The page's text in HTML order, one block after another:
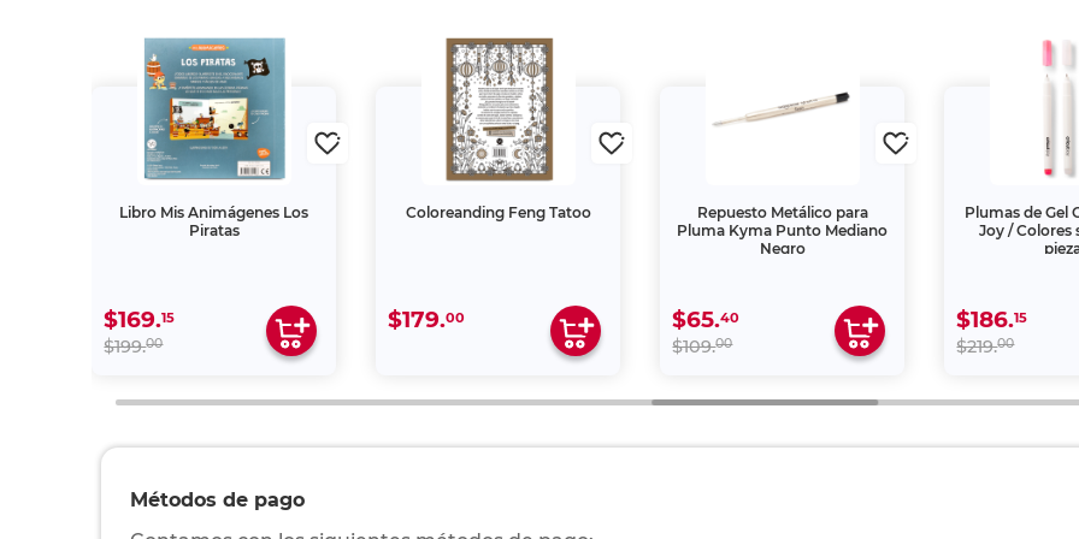
Libro Mis Animágenes Los
Piratas
$169.15
$199.00
Coloreanding Feng Tatoo
$179.00
Repuesto Metálico para
Pluma Kyma Punto Mediano
Negro
$65.40
$109.00
Plumas de Gel
Joy / Colores
$186.15
$219.00
Métodos de pago